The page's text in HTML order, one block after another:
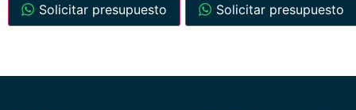
Solicitar presupuesto
Solicitar presupuesto